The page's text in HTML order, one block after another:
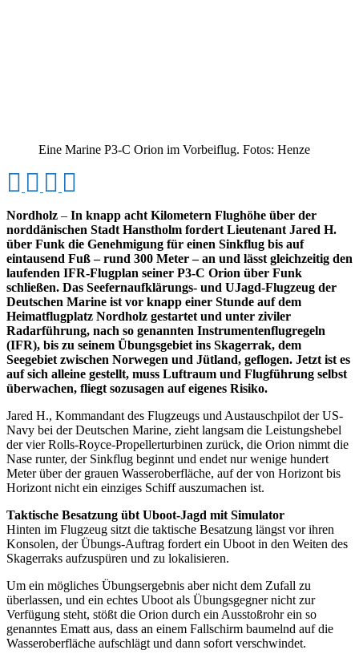
Eine Marine P3-C Orion im Vorbeiflug. Fotos: Henze
Nordholz – In knapp acht Kilometern Flughöhe über der
norddänischen Stadt Hanstholm fordert Lieutenant Jared H.
über Funk die Genehmigung für einen Sinkflug bis auf
eintausend Fuß – rund 300 Meter – an und lässt gleichzeitig den
laufenden IFR-Flugplan seiner P3-C Orion über Funk
schließen. Das Seefernaufklärungs- und UJagd-Flugzeug der
Deutschen Marine ist vor knapp einer Stunde auf dem
Heimatflugplatz Nordholz gestartet und unter ziviler
Radarführung, nach so genannten Instrumentenflugregeln
(IFR), bis zu seinem Übungsgebiet ins Skagerrak, dem
Seegebiet zwischen Norwegen und Jütland, geflogen. Jetzt ist es
auf sich alleine gestellt, muss Luftraum und Flugführung selbst
überwachen, fliegt sozusagen auf eigenes Risiko.
Jared H., Kommandant des Flugzeugs und Austauschpilot der US-
Navy bei der Deutschen Marine, zieht langsam die Leistungshebel
der vier Rolls-Royce-Propellerturbinen zurück, die Orion nimmt die
Nase runter, der Sinkflug beginnt und endet nur wenige hundert
Meter über der grauen Wasseroberfläche, auf der von Horizont bis
Horizont nicht ein einziges Schiff auszumachen ist.
Taktische Besatzung übt Uboot-Jagd mit Simulator
Hinten im Flugzeug sitzt die taktische Besatzung längst vor ihren
Konsolen, der Übungs-Auftrag fordert ein Uboot in den Weiten des
Skagerraks aufzuspüren und zu lokalisieren.
Um ein mögliches Übungsergebnis aber nicht dem Zufall zu
überlassen, und ein echtes Uboot als Übungsgegner nicht zur
Verfügung steht, stößt die Orion durch ein Ausstoßrohr ein so
genanntes Ematt aus, dass an einem Fallschirm baumelnd auf die
Wasseroberfläche aufschlägt und dann sofort verschwindet.